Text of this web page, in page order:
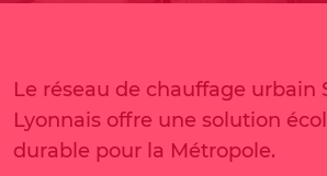
Le réseau de chauffage urbain
Lyonnais offre une solution
durable pour la Métropole.